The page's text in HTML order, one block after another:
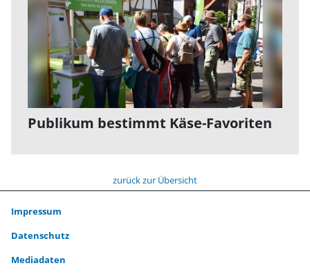
Publikum bestimmt Käse-Favoriten
zurück zur Übersicht
Impressum
Datenschutz
Mediadaten